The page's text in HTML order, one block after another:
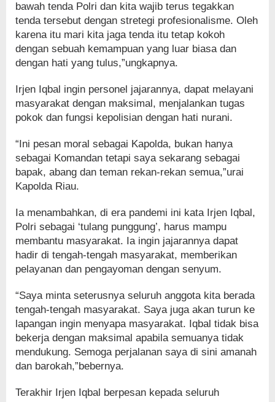
bawah tenda Polri dan kita wajib terus tegakkan
tenda tersebut dengan stretegi profesionalisme. Oleh
karena itu mari kita jaga tenda itu tetap kokoh
dengan sebuah kemampuan yang luar biasa dan
dengan hati yang tulus,”ungkapnya.
Irjen Iqbal ingin personel jajarannya, dapat melayani
masyarakat dengan maksimal, menjalankan tugas
pokok dan fungsi kepolisian dengan hati nurani.
“Ini pesan moral sebagai Kapolda, bukan hanya
sebagai Komandan tetapi saya sekarang sebagai
bapak, abang dan teman rekan-rekan semua,”urai
Kapolda Riau.
Ia menambahkan, di era pandemi ini kata Irjen Iqbal,
Polri sebagai ‘tulang punggung’, harus mampu
membantu masyarakat. Ia ingin jajarannya dapat
hadir di tengah-tengah masyarakat, memberikan
pelayanan dan pengayoman dengan senyum.
“Saya minta seterusnya seluruh anggota kita berada
tengah-tengah masyarakat. Saya juga akan turun ke
lapangan ingin menyapa masyarakat. Iqbal tidak bisa
bekerja dengan maksimal apabila semuanya tidak
mendukung. Semoga perjalanan saya di sini amanah
dan barokah,”bebernya.
Terakhir Irjen Iqbal berpesan kepada seluruh